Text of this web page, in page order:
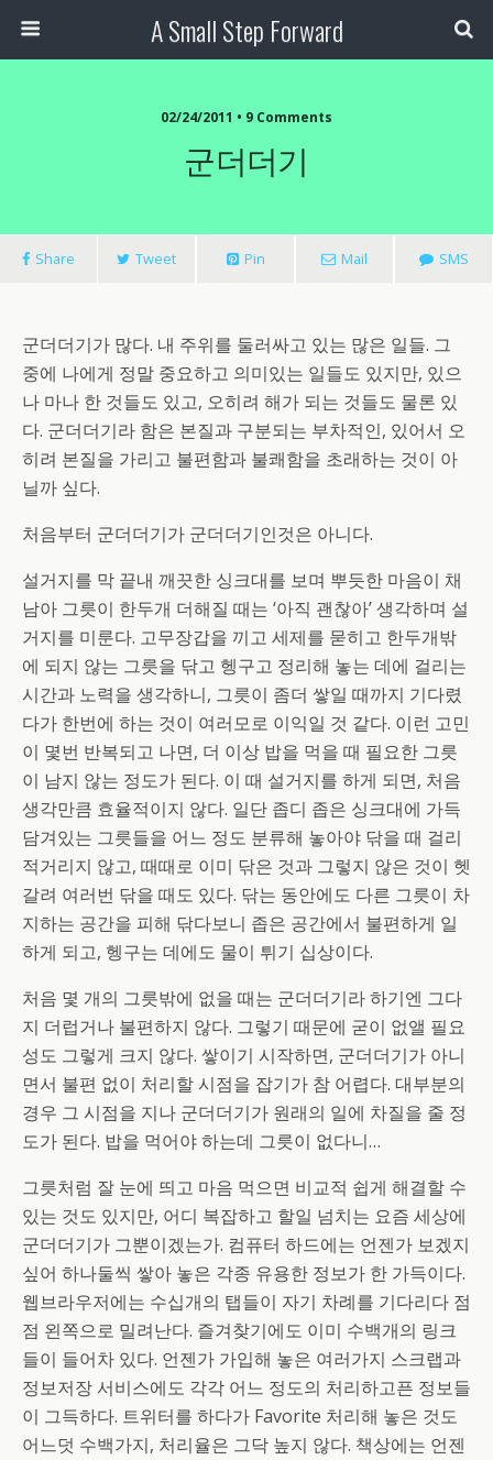
A Small Step Forward
02/24/2011 • 9 Comments
군더더기
Share Tweet Pin Mail SMS
군더더기가 많다. 내 주위를 둘러싸고 있는 많은 일들. 그
중에 나에게 정말 중요하고 의미있는 일들도 있지만, 있으
나 마나 한 것들도 있고, 오히려 해가 되는 것들도 물론 있
다. 군더더기라 함은 본질과 구분되는 부차적인, 있어서 오
히려 본질을 가리고 불편함과 불쾌함을 초래하는 것이 아
닐까 싶다.
처음부터 군더더기가 군더더기인것은 아니다.
설거지를 막 끝내 깨끗한 싱크대를 보며 뿌듯한 마음이 채
남아 그릇이 한두개 더해질 때는 ‘아직 괜찮아’ 생각하며 설
거지를 미룬다. 고무장갑을 끼고 세제를 묻히고 한두개밖
에 되지 않는 그릇을 닦고 헹구고 정리해 놓는 데에 걸리는
시간과 노력을 생각하니, 그릇이 좀더 쌓일 때까지 기다렸
다가 한번에 하는 것이 여러모로 이익일 것 같다. 이런 고민
이 몇번 반복되고 나면, 더 이상 밥을 먹을 때 필요한 그릇
이 남지 않는 정도가 된다. 이 때 설거지를 하게 되면, 처음
생각만큼 효율적이지 않다. 일단 좁디 좁은 싱크대에 가득
담겨있는 그릇들을 어느 정도 분류해 놓아야 닦을 때 걸리
적거리지 않고, 때때로 이미 닦은 것과 그렇지 않은 것이 헷
갈려 여러번 닦을 때도 있다. 닦는 동안에도 다른 그릇이 차
지하는 공간을 피해 닦다보니 좁은 공간에서 불편하게 일
하게 되고, 헹구는 데에도 물이 튀기 십상이다.
처음 몇 개의 그릇밖에 없을 때는 군더더기라 하기엔 그다
지 더럽거나 불편하지 않다. 그렇기 때문에 굳이 없앨 필요
성도 그렇게 크지 않다. 쌓이기 시작하면, 군더더기가 아니
면서 불편 없이 처리할 시점을 잡기가 참 어렵다. 대부분의
경우 그 시점을 지나 군더더기가 원래의 일에 차질을 줄 정
도가 된다. 밥을 먹어야 하는데 그릇이 없다니…
그릇처럼 잘 눈에 띄고 마음 먹으면 비교적 쉽게 해결할 수
있는 것도 있지만, 어디 복잡하고 할일 넘치는 요즘 세상에
군더더기가 그뿐이겠는가. 컴퓨터 하드에는 언젠가 보겠지
싶어 하나둘씩 쌓아 놓은 각종 유용한 정보가 한 가득이다.
웹브라우저에는 수십개의 탭들이 자기 차례를 기다리다 점
점 왼쪽으로 밀려난다. 즐겨찾기에도 이미 수백개의 링크
들이 들어차 있다. 언젠가 가입해 놓은 여러가지 스크랩과
정보저장 서비스에도 각각 어느 정도의 처리하고픈 정보들
이 그득하다. 트위터를 하다가 Favorite 처리해 놓은 것도
어느덧 수백가지, 처리율은 그닥 높지 않다. 책상에는 언젠